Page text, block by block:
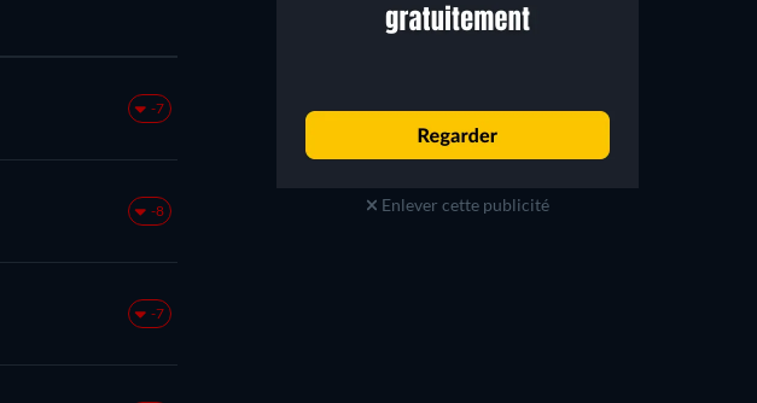
Enlever cette publicité
-7
-8
-7